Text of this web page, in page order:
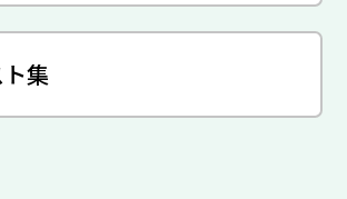
集